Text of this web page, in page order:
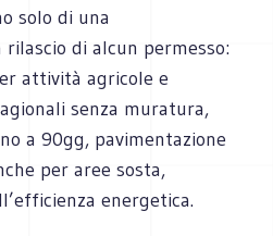
solo di una
rilascio di alcun permesso:
attività agricole e
senza muratura,
a 90gg, pavimentazione
per aree sosta,
energetica.